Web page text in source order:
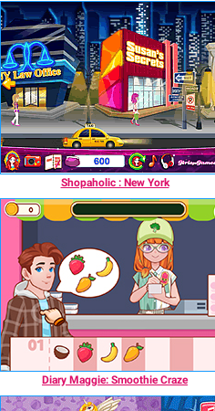
Shopaholic : New York
Diary Maggie: Smoothie Craze